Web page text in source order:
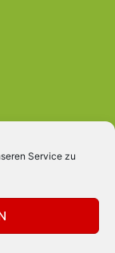
Service zu